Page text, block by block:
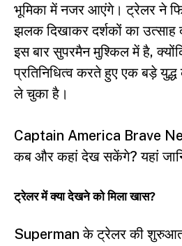
भूमिका में नजर आएंगे। ट्रेलर ने
झलक दिखाकर दर्शकों का उत्साह
इस बार सुपरमैन मुश्किल में है,
प्रतिनिधित्व करते हुए एक बड़े युद्ध
ले चुका है।
Captain America Brave
कब और कहां देख सकेंगे? यहां
ट्रेलर में क्या देखने को मिला खास?
Superman के ट्रेलर की